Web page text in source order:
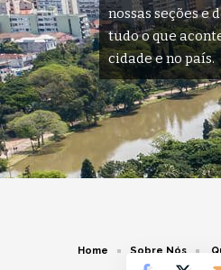
nossas seções e
tudo o que
cidade e no país.
Home Sobre Nós